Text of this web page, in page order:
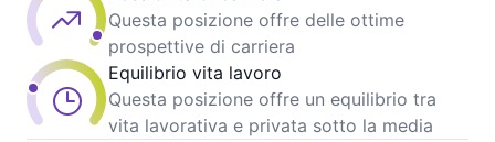
Questa posizione offre delle ottime
prospettive di carriera
Equilibrio vita lavoro
Questa posizione offre un equilibrio tra
vita lavorativa e privata sotto la media